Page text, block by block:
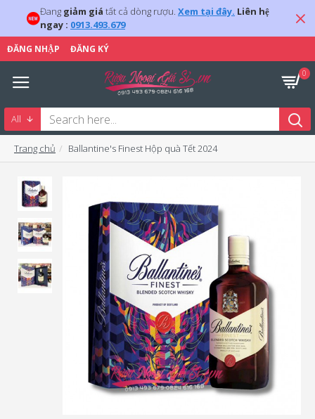
Đang giảm giá tất cả dòng rượu. Xem tại đây. Liên hệ
ngay : 0913.493.679
ĐĂNG NHẬP ĐĂNG KÝ
0
All
Trang chủ Ballantine's Finest Hộp quà Tết 2024